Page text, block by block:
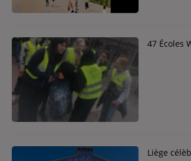
Recherche d'un titre
47 Écoles
Liège